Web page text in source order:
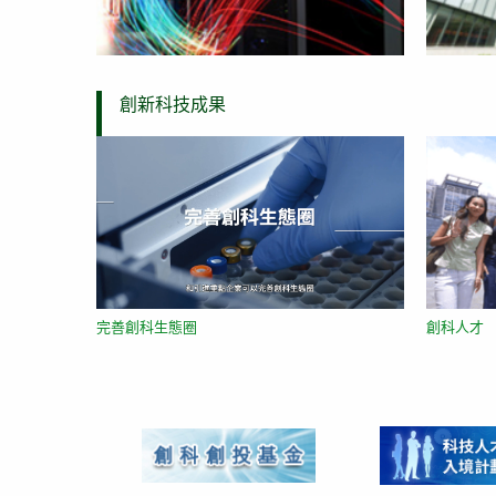
創新科技成果
完善創科生態圈 創科人才